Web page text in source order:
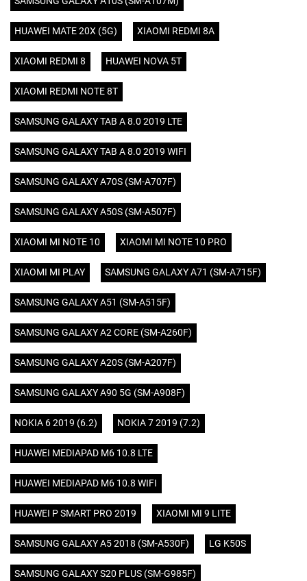
HUAWEI MATE 20X (5G) XIAOMI REDMI 8A
XIAOMI REDMI 8 HUAWEI NOVA 5T
XIAOMI REDMI NOTE 8T
SAMSUNG GALAXY TAB A 8.0 2019 LTE
SAMSUNG GALAXY TAB A 8.0 2019 WIFI
SAMSUNG GALAXY A70S (SM-A707F)
SAMSUNG GALAXY A50S (SM-A507F)
XIAOMI MI NOTE 10 XIAOMI MI NOTE 10 PRO
XIAOMI MI PLAY SAMSUNG GALAXY A71 (SM-A715F)
SAMSUNG GALAXY A51 (SM-A515F)
SAMSUNG GALAXY A2 CORE (SM-A260F)
SAMSUNG GALAXY A20S (SM-A207F)
SAMSUNG GALAXY A90 5G (SM-A908F)
NOKIA 6 2019 (6.2) NOKIA 7 2019 (7.2)
HUAWEI MEDIAPAD M6 10.8 LTE
HUAWEI MEDIAPAD M6 10.8 WIFI
HUAWEI P SMART PRO 2019 XIAOMI MI 9 LITE
SAMSUNG GALAXY A5 2018 (SM-A530F) LG K50S
SAMSUNG GALAXY S20 PLUS (SM-G985F)